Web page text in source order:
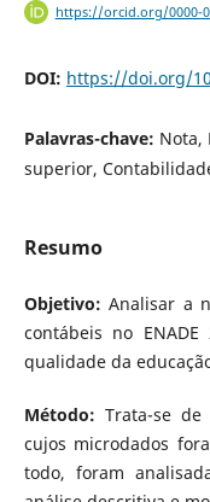
https://orcid.org/0000-
DOI: https://doi.org/
Palavras-chave: Nota,
superior,
Resumo
Objetivo: Analisar a
contábeis no
qualidade da
Método: Trata-se
cujos microdados
todo, foram